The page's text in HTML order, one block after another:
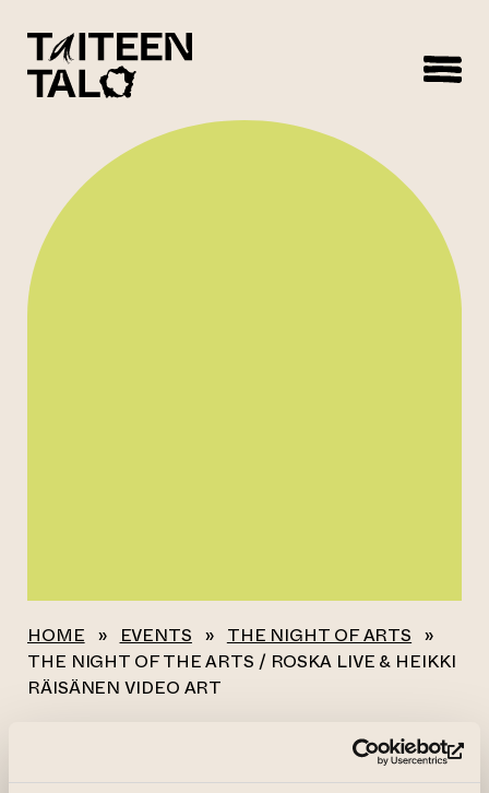
HOME » EVENTS » THE NIGHT OF ARTS »
THE NIGHT OF THE ARTS / ROSKA LIVE & HEIKKI
RÄISÄNEN VIDEO ART
All events